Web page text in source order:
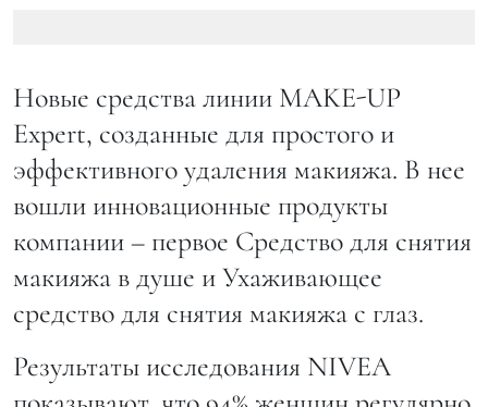
Новые средства линии MAKE-UP
Expert, созданные для простого и
эффективного удаления макияжа. В нее
вошли инновационные продукты
компании – первое Средство для снятия
макияжа в душе и Ухаживающее
средство для снятия макияжа с глаз.
Результаты исследования NIVEA